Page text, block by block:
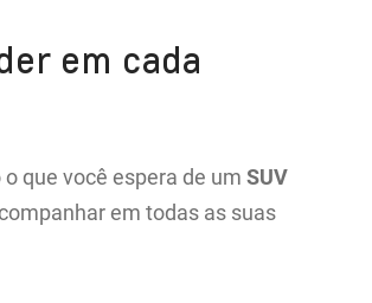
em cada
que você espera de um SUV
em todas as suas